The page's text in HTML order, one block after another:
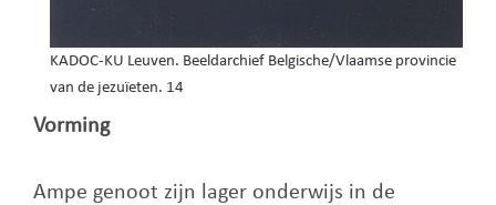
KADOC-KU Leuven. Beeldarchief Belgische/Vlaamse provincie
van de jezuïeten. 14
Vorming
Ampe genoot zijn lager onderwijs in de